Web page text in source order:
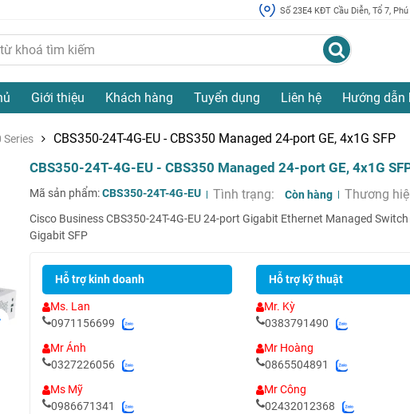
Số 23E4 KĐT Cầu Diễn, Tổ 7,
Giới thiệu Khách hàng Tuyển dụng Liên hệ Hướng dẫn
Series CBS350-24T-4G-EU - CBS350 Managed 24-port GE, 4x1G SFP
CBS350-24T-4G-EU - CBS350 Managed 24-port GE, 4x1G
Mã sản phẩm:CBS350-24T-4G-EU Tình trạng: Còn hàng Thương
Cisco Business CBS350-24T-4G-EU 24-port Gigabit Ethernet Managed
Gigabit SFP
Hỗ trợ kinh doanh
Ms. Lan
0971156699
Mr Ánh
0327226056
Ms Mỹ
0986671341
Hỗ trợ kỹ thuật
Mr. Kỳ
0383791490
Mr Hoàng
0865504891
Mr Công
02432012368